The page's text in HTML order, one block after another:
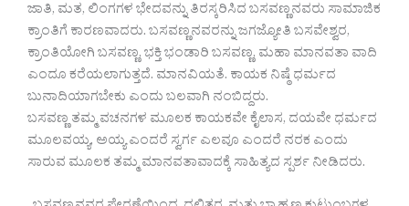
ಜಾತಿ, ಮತ, ಲಿಂಗಗಳ ಭೇದವನ್ನು ತಿರಸ್ಕರಿಸಿದ ಬಸವಣ್ಣನವರು ಸಾಮಾಜಿಕ
ಕ್ರಾಂತಿಗೆ ಕಾರಣವಾದರು. ಬಸವಣ್ಣನವರನ್ನು ಜಗಜ್ಯೋತಿ ಬಸವೇಶ್ವರ,
ಕ್ರಾಂತಿಯೋಗಿ ಬಸವಣ್ಣ, ಭಕ್ತಿ ಭಂಡಾರಿ ಬಸವಣ್ಣ, ಮಹಾ ಮಾನವತಾ ವಾದಿ
ಎಂದೂ ಕರೆಯಲಾಗುತ್ತದೆ. ಮಾನವಿಯತೆ. ಕಾಯಕ ನಿಷ್ಠೆ ಧರ್ಮದ
ಬುನಾದಿಯಾಗಬೇಕು ಎಂದು ಬಲವಾಗಿ ನಂಬಿದ್ದರು.
ಬಸವಣ್ಣ ತಮ್ಮ ವಚನಗಳ ಮೂಲಕ ಕಾಯಕವೇ ಕೈಲಾಸ, ದಯವೇ ಧರ್ಮದ
ಮೂಲವಯ್ಯ, ಅಯ್ಯ ಎಂದರೆ ಸ್ವರ್ಗ ಎಲವೂ ಎಂದರೆ ನರಕ ಎಂದು
ಸಾರುವ ಮೂಲಕ ತಮ್ಮ ಮಾನವತಾವಾದಕ್ಕೆ ಸಾಹಿತ್ಯದ ಸ್ಪರ್ಶ ನೀಡಿದರು.